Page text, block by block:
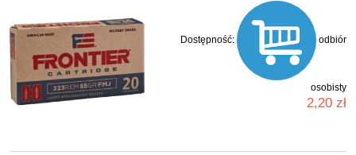
Dostępność: odbiór
osobisty
2,20 zł